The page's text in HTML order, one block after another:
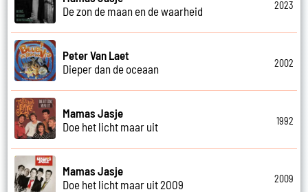
De zon de maan en de waarheid
2023
Peter Van Laet
Dieper dan de oceaan
2002
Mamas Jasje
Doe het licht maar uit
1992
Mamas Jasje
Doe het licht maar uit 2009
2009